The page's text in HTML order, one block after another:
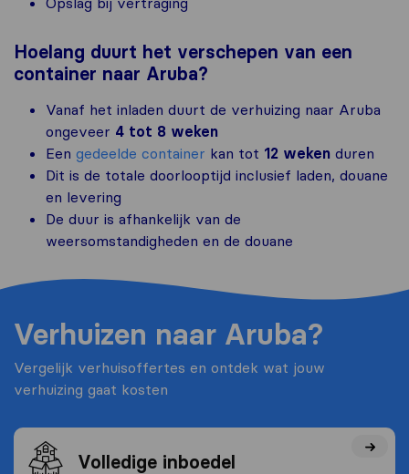
Hoelang duurt het verschepen van een
container naar Aruba?
Vanaf het inladen duurt de verhuizing naar Aruba
ongeveer 4 tot 8 weken
Een gedeelde container kan tot 12 weken duren
Dit is de totale doorlooptijd inclusief laden, douane
en levering
De duur is afhankelijk van de
weersomstandigheden en de douane
Verhuizen naar Aruba?
Vergelijk verhuisoffertes en ontdek wat jouw
verhuizing gaat kosten
Volledige inboedel